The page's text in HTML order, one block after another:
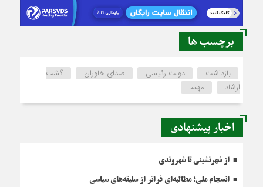
برچسب ها
بازداشت دولت رئیسی صدای خاوران
گشت
ارشاد
مهسا
اخبار پیشنهادی
از شهرنشینی تا شهروندی
انسجام ملی؛ مطالبه‌ای فراتر از سلیقه‌های سیاسی